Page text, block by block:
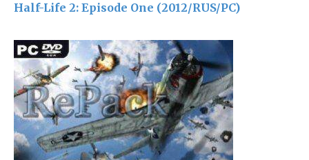
Half-Life 2: Episode One (2012/RUS/PC)